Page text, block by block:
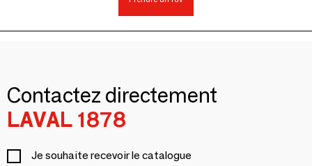
Contactez directement
LAVAL 1878
Je souhaite recevoir le catalogue